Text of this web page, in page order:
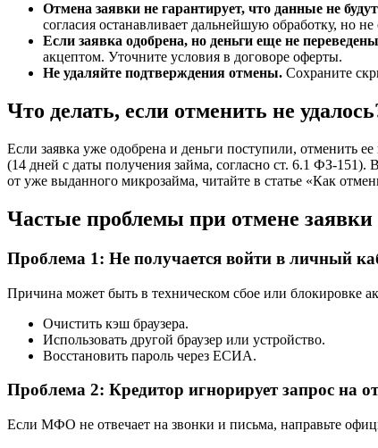
Отмена заявки не гарантирует, что данные не
согласия останавливает дальнейшую обработку, но
Если заявка одобрена, но деньги еще не переведены
акцептом. Уточните условия в договоре оферты.
Не удаляйте подтверждения отмены. Сохраните
Что делать, если отменить не
Если заявка уже одобрена и деньги поступили, отменить
(14 дней с даты получения займа, согласно ст. 6.1 ФЗ-151).
от уже выданного микрозайма, читайте в статье «Как
Частые проблемы при отмене заявки
Проблема 1: Не получается войти в личный
Причина может быть в техническом сбое или блокировке
Очистить кэш браузера.
Использовать другой браузер или устройство.
Восстановить пароль через ЕСИА.
Проблема 2: Кредитор игнорирует запрос на
Если МФО не отвечает на звонки и письма, направьте